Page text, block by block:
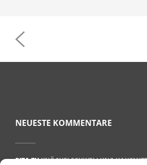
POST
NAVIGATION
NEUESTE KOMMENTARE
RITAZUKNÖCHELSCHWELLUNG